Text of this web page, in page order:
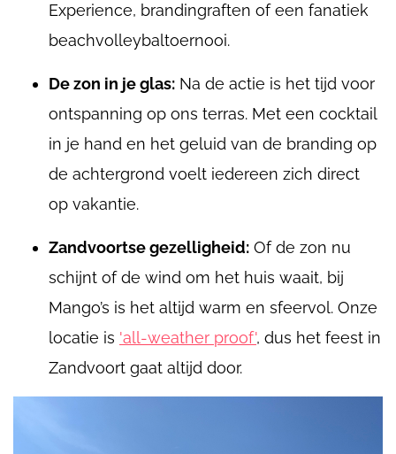
Experience, brandingraften of een fanatiek
beachvolleybaltoernooi.
De zon in je glas: Na de actie is het tijd voor
ontspanning op ons terras. Met een cocktail
in je hand en het geluid van de branding op
de achtergrond voelt iedereen zich direct
op vakantie.
Zandvoortse gezelligheid: Of de zon nu
schijnt of de wind om het huis waait, bij
Mango’s is het altijd warm en sfeervol. Onze
locatie is 'all-weather proof', dus het feest in
Zandvoort gaat altijd door.